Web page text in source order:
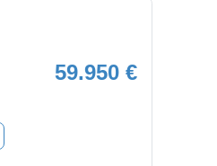
59.950 €